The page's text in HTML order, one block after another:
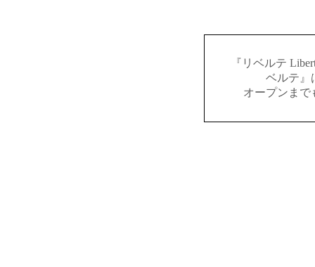
『リベルテ
ベルテ』
オープンまで